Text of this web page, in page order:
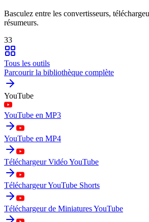
Basculez entre les convertisseurs,
résumeurs.
33
Tous les outils
Parcourir la bibliothèque complète
YouTube
YouTube en MP3
YouTube en MP4
Téléchargeur Vidéo YouTube
Téléchargeur YouTube Shorts
Téléchargeur de Miniatures YouTube